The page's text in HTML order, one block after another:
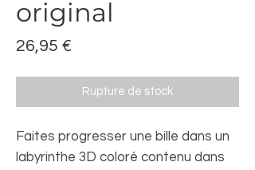
original
26,95 €
Rupture de stock
Faites progresser une bille dans un
labyrinthe 3D coloré contenu dans